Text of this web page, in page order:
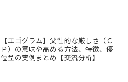
【エゴグラム】父性的な厳しさ（Ｃ
Ｐ）の意味や高める方法、特徴、優
位型の実例まとめ【交流分析】